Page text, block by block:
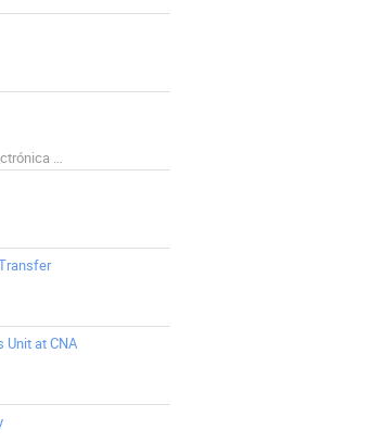
AnaFocus Ltd. Universidad de Sevilla (Instituto de Microelectrónica de Sevilla – IMSE/CNM)
Unit at CNA